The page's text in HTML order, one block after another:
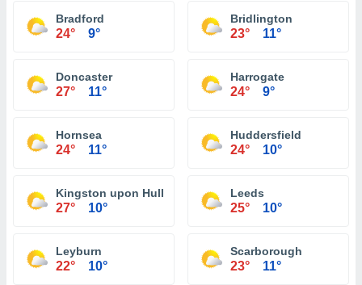
Bradford
24° 9°
Bridlington
23° 11°
Doncaster
27° 11°
Harrogate
24° 9°
Hornsea
24° 11°
Huddersfield
24° 10°
Kingston upon Hull
27° 10°
Leeds
25° 10°
Leyburn
22° 10°
Scarborough
23° 11°